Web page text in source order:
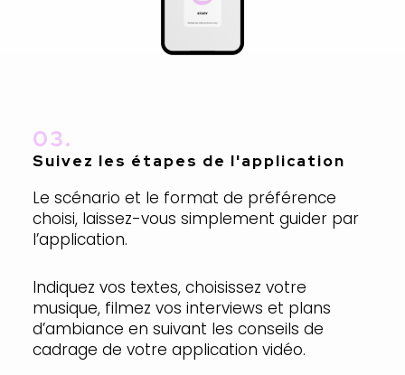
03.
Suivez les étapes de l'application
Le scénario et le format de préférence
choisi, laissez-vous simplement guider par
l’application.
Indiquez vos textes, choisissez votre
musique, filmez vos interviews et plans
d’ambiance en suivant les conseils de
cadrage de votre application vidéo.